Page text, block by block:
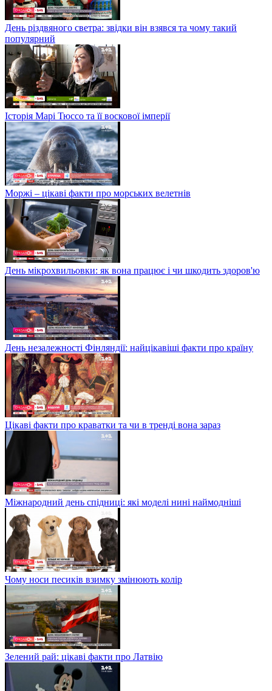
День різдвяного светра: звідки він взявся та чому такий
популярний
Історія Марі Тюссо та її воскової імперії
Моржі – цікаві факти про морських велетнів
День мікрохвильовки: як вона працює і чи шкодить здоров'ю
День незалежності Фінляндії: найцікавіші факти про країну
Цікаві факти про краватки та чи в тренді вона зараз
Міжнародний день спідниці: які моделі нині наймодніші
Чому носи песиків взимку змінюють колір
Зелений рай: цікаві факти про Латвію